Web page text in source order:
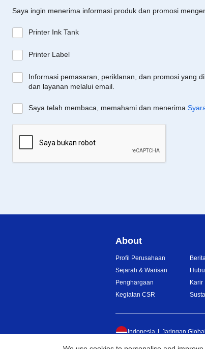
Saya ingin menerima informasi produk dan promosi
Printer Ink Tank
Printer Label
Informasi pemasaran, periklanan, dan promosi yang
dan layanan melalui email.
Saya telah membaca, memahami dan menerima
About
Profil Perusahaan
Sejarah & Warisan
Penghargaan
Kegiatan CSR
Karir
Indonesia Jaringan Global